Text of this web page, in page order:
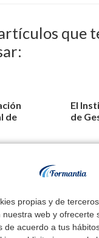
propias y de
nuestra web y ofrecerte
de acuerdo a tus
que
de
El
de
Enfermería